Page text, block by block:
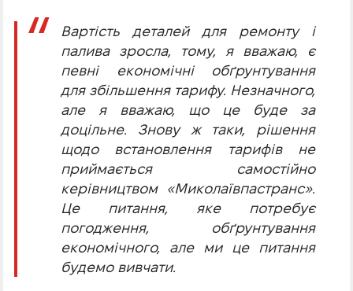
Вартість деталей для ремонту і
палива зросла, тому, я вважаю, є
певні економічні обґрунтування
для збільшення тарифу. Незначного,
але я вважаю, що це буде за
доцільне. Знову ж таки, рішення
щодо встановлення тарифів не
приймається самостійно
керівництвом «Миколаївпастранс».
Це питання, яке потребує
погодження, обґрунтування
економічного, але ми це питання
будемо вивчати.